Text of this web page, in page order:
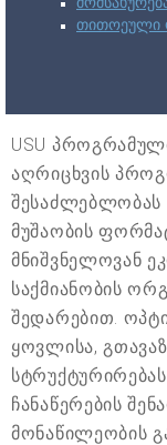
თითოეული
USU
აღრიცხვის
შესაძლებლობას
მუშაობის
მნიშვნელოვან
საქმიანობის
შედარებით.
ყოვლისა,
ჩანაწერების
მონაწილეობის